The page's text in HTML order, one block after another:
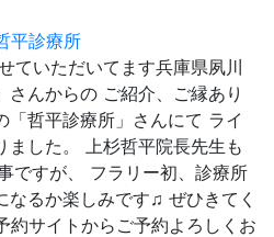
ていただいてます兵庫県夙川
さんからの ご紹介、ご縁あり
「哲平診療所」さんにて ライ
ました。 上杉哲平院長先生も
ですが、 フラリー初、診療所
なるか楽しみです♫ ぜひきてく
約サイトからご予約よろしくお